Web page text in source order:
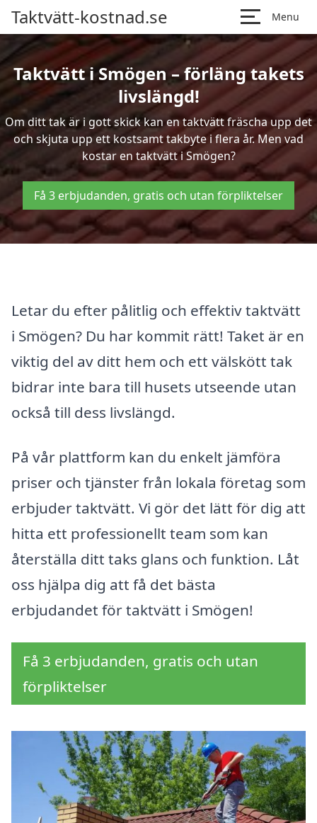
Taktvätt-kostnad.se Menu
Taktvätt i Smögen – förläng takets
livslängd!
Om ditt tak är i gott skick kan en taktvätt fräscha upp det
och skjuta upp ett kostsamt takbyte i flera år. Men vad
kostar en taktvätt i Smögen?
Få 3 erbjudanden, gratis och utan förpliktelser
Letar du efter pålitlig och effektiv taktvätt
i Smögen? Du har kommit rätt! Taket är en
viktig del av ditt hem och ett välskött tak
bidrar inte bara till husets utseende utan
också till dess livslängd.
På vår plattform kan du enkelt jämföra
priser och tjänster från lokala företag som
erbjuder taktvätt. Vi gör det lätt för dig att
hitta ett professionellt team som kan
återställa ditt taks glans och funktion. Låt
oss hjälpa dig att få det bästa
erbjudandet för taktvätt i Smögen!
Få 3 erbjudanden, gratis och utan
förpliktelser